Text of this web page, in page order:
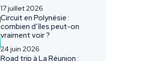
17 juillet 2026
Circuit en Polynésie :
combien d’îles peut-on
vraiment voir ?
24 juin 2026
Road trip à La Réunion :